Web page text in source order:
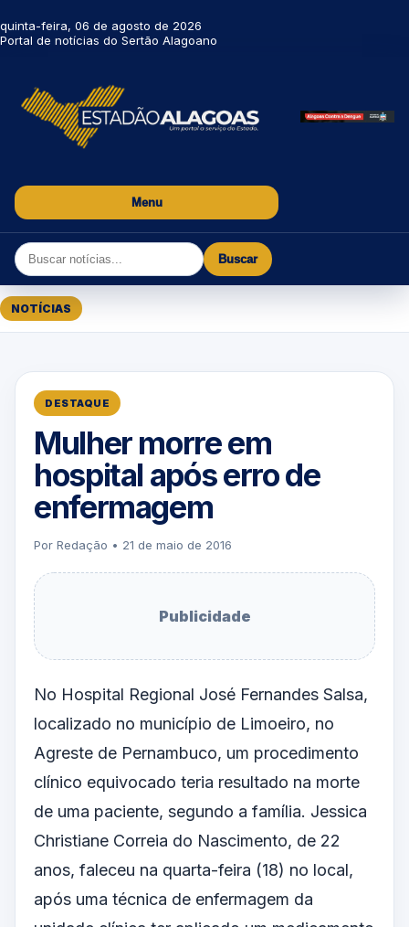
quinta-feira, 06 de agosto de 2026
Portal de notícias do Sertão Alagoano
Menu
Buscar
NOTÍCIAS
DESTAQUE
Mulher morre em
hospital após erro de
enfermagem
Por Redação • 21 de maio de 2016
Publicidade
No Hospital Regional José Fernandes Salsa,
localizado no município de Limoeiro, no
Agreste de Pernambuco, um procedimento
clínico equivocado teria resultado na morte
de uma paciente, segundo a família. Jessica
Christiane Correia do Nascimento, de 22
anos, faleceu na quarta-feira (18) no local,
após uma técnica de enfermagem da